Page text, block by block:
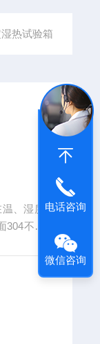
热试验箱
、湿度
不锈
电话咨询
微信咨询